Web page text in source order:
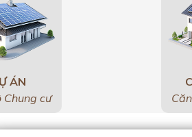
ÁN
Chung cư